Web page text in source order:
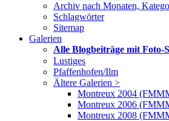
Archiv nach Monaten,
Schlagwörter
Sitemap
Galerien
Alle Blogbeiträge mit Foto-
Lustiges
Pfaffenhofen/Ilm
Ältere Galerien >
Montreux 2004
Montreux 2006
Montreux 2008